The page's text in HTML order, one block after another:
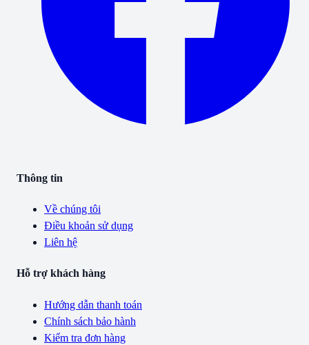
Thông tin
Về chúng tôi
Điều khoản sử dụng
Liên hệ
Hỗ trợ khách hàng
Hướng dẫn thanh toán
Chính sách bảo hành
Kiểm tra đơn hàng